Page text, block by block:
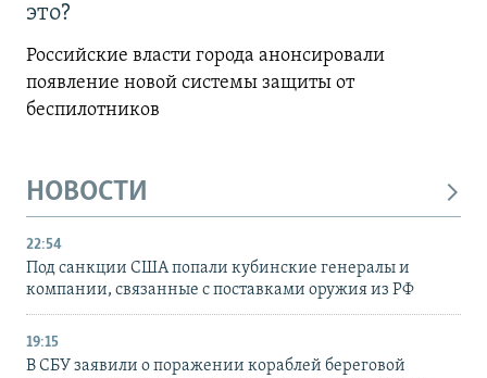
это?
Российские власти города анонсировали
появление новой системы защиты от
беспилотников
НОВОСТИ
22:54
Под санкции США попали кубинские генералы и
компании, связанные с поставками оружия из РФ
19:15
В СБУ заявили о поражении кораблей береговой